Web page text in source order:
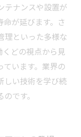
テナンスや設置が
が延びます。さ
理といった多様な
どの視点から見
います。業界の
しい技術を学び続
です。